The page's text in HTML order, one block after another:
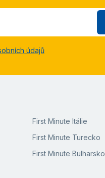
údajů
First Minute Itálie
First Minute Turecko
First Minute Bulharsko